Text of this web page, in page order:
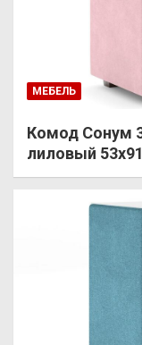
МЕБЕЛЬ
Комод Сонум
лиловый 53х91